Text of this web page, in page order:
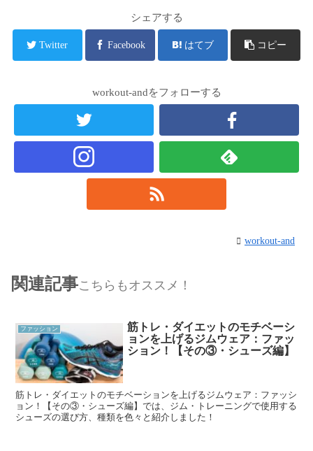
シェアする
Twitter Facebook はてブ コピー
workout-andをフォローする
workout-and
関連記事こちらもオススメ！
ファッション
筋トレ・ダイエットのモチベーシ
ョンを上げるジムウェア：ファッ
ション！【その③・シューズ編】
筋トレ・ダイエットのモチベーションを上げるジムウェア：ファッシ
ョン！【その③・シューズ編】では、ジム・トレーニングで使用する
シューズの選び方、種類を色々と紹介しました！